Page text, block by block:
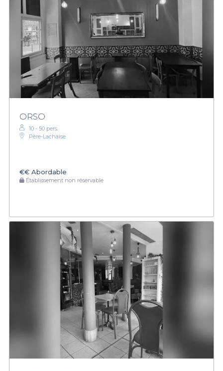
ORSO
10 - 50 pers.
Père-Lachaise
€€ Abordable
Établissement non réservable